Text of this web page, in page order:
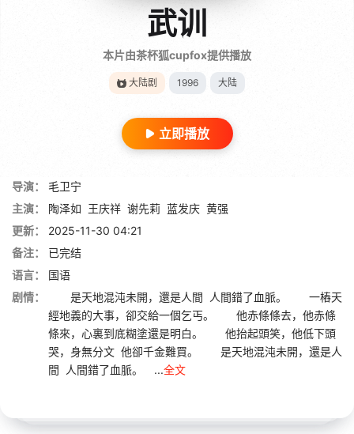
武训
本片由茶杯狐cupfox提供播放
大陆剧 1996 大陆
立即播放
导演：
毛卫宁
主演：
陶泽如 王庆祥 谢先莉 蓝发庆 黄强
更新：
2025-11-30 04:21
备注：
已完结
语言：
国语
剧情：
是天地混沌未開，還是人間 人間錯了血脈。 一樁天
經地義的大事，卻交給一個乞丐。 他赤條條去，他赤條
條來，心裏到底糊塗還是明白。 他抬起頭笑，他低下頭
哭，身無分文 他卻千金難買。 是天地混沌未開，還是人
間 人間錯了血脈。 ...全文